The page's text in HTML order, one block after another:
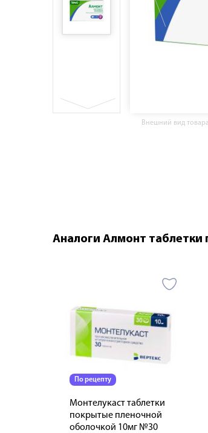
Внешний вид
Аналоги Алмонт
По рецепту
Монтелукаст таблетки
покрытые пленочной
оболочкой 10мг №30